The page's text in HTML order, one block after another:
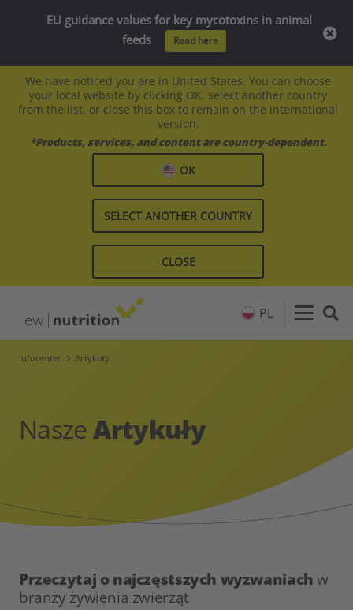
We have noticed you are in United States. You can choose
your local website by clicking OK, select another country
from the list, or close this box to remain on the international
version.
*Products, services, and content are country-dependent.
OK
SELECT ANOTHER COUNTRY
CLOSE
PL
Infocenter Artykuły
NaszeArtykuły
Przeczytaj o najczęstszych wyzwaniachw
branży żywienia zwierząt
EU guidance values for key mycotoxins in animal
feeds
Read here